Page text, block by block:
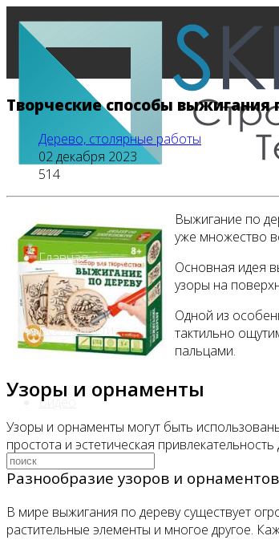
Главная
Все новости
Видео
Творческие способы выжигания
Дерево, столярные работы
02 декабря 2023
514
Выжигание по
уже множество
Основная идея
узоры на
Одной из
тактильно
пальцами.
Узоры и орнаменты
Узоры и орнаменты могут быть
простота и эстетическая
Разнообразие узоров и орнаментов
В мире выжигания по дереву существует
растительные элементы и многое другое.